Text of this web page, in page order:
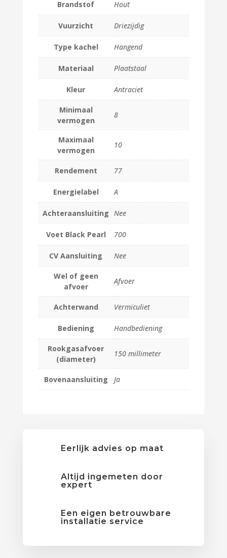
Brandstof Hout
Vuurzicht Driezijdig
Type kachel Hangend
Materiaal Plaatstaal
Kleur Antraciet
Minimaal
vermogen
8
Maximaal
vermogen
10
Rendement 77
Energielabel A
Achteraansluiting Nee
Voet Black Pearl 700
CV Aansluiting Nee
Wel of geen
afvoer
Afvoer
Achterwand Vermiculiet
Bediening Handbediening
Rookgasafvoer
(diameter)
150 millimeter
Bovenaansluiting Ja
Eerlijk advies op maat
Altijd ingemeten door
expert
Een eigen betrouwbare
installatie service